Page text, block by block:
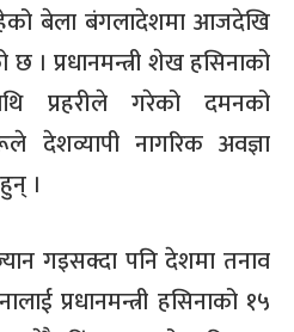
बेला बंगलादेशमा आजदेखि
। प्रधानमन्त्री शेख हसिनाको
प्रहरीले गरेको दमनको
देशव्यापी नागरिक अवज्ञा
।
गइसक्दा पनि देशमा तनाव
प्रधानमन्त्री हसिनाको १५